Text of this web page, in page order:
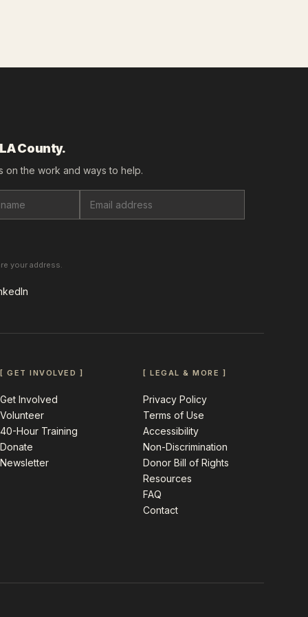
County.
on the work and ways to help.
your address.
[ GET INVOLVED ]
Get Involved
Volunteer
40-Hour Training
Donate
Newsletter
[ LEGAL & MORE ]
Privacy Policy
Terms of Use
Accessibility
Non-Discrimination
Donor Bill of Rights
Resources
FAQ
Contact